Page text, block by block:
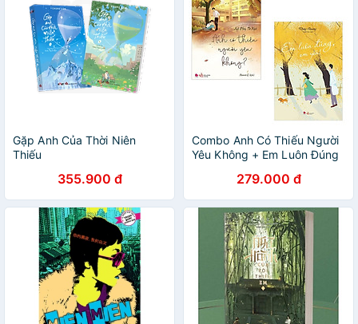
Gặp Anh Của Thời Niên
Thiếu
355.900 đ
Combo Anh Có Thiếu Người
Yêu Không + Em Luôn Đúng
279.000 đ